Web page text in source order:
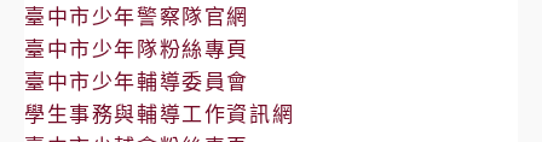
臺中市少年警察隊官網
臺中市少年隊粉絲專頁
臺中市少年輔導委員會
學生事務與輔導工作資訊網